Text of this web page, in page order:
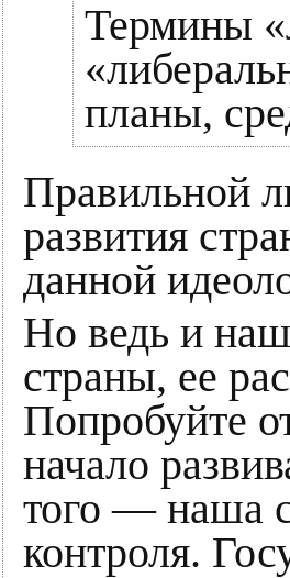
Термины
планы,
Правильной
развития
данной
Но ведь и
страны, ее
Попробуйте
начало
того — наша
контроля.